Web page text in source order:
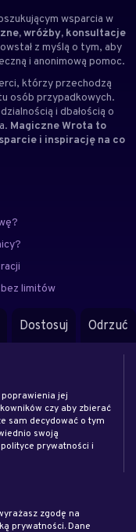
wsparcia w
wróżby, konsultacje
z myślą o tym, aby
i anonimową pomoc.
, którzy przechodzą
osób przypadkowych.
i dbałością o
Magiczne Wrota to
i inspirację na co
limitów
Dostosuj Odrzuć
jej
czy aby zbierać
sam decydować o tym
swoją
prywatności i
zgodę na
prywatności. Dane